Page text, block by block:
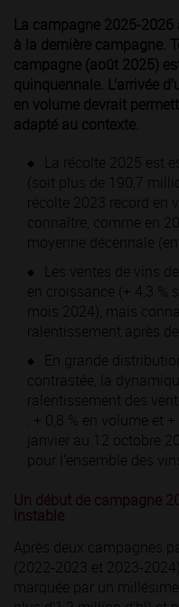
La campagne 2025-
à la dernière campagne.
campagne (août 2025)
quinquennale. L’arrivée
en volume devrait
adapté au contexte.
La récolte 2025 est
(soit plus de 190,7
récolte 2023 record en
connaître, comme en
moyenne décennale
Les ventes de vins
en croissance (+ 4,3 %
mois 2024), mais
ralentissement après
En grande
contrastée, la
ralentissement des
: + 0,8 % en volume et
janvier au 12 octobre
pour l’ensemble des
Un début de campagne
instable
Après deux campagnes
(2022-2023 et 2023-
marquée par un